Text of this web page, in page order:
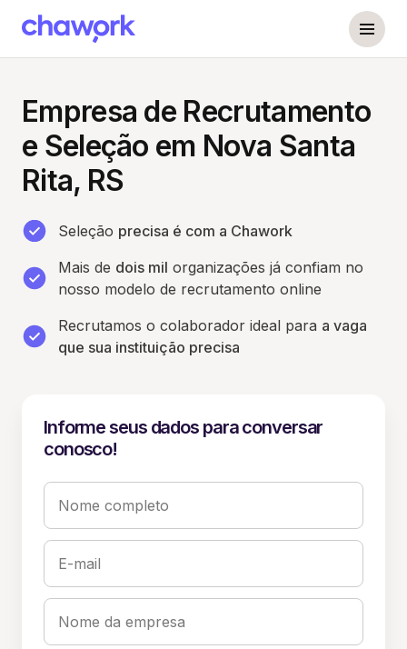
Empresa de Recrutamento
e Seleção em Nova Santa
Rita, RS
Seleção precisa é com a Chawork
Mais de dois mil organizações já confiam no
nosso modelo de recrutamento online
Recrutamos o colaborador ideal para a vaga
que sua instituição precisa
Informe seus dados para conversar
conosco!
Nome completo
E-mail
Nome da empresa